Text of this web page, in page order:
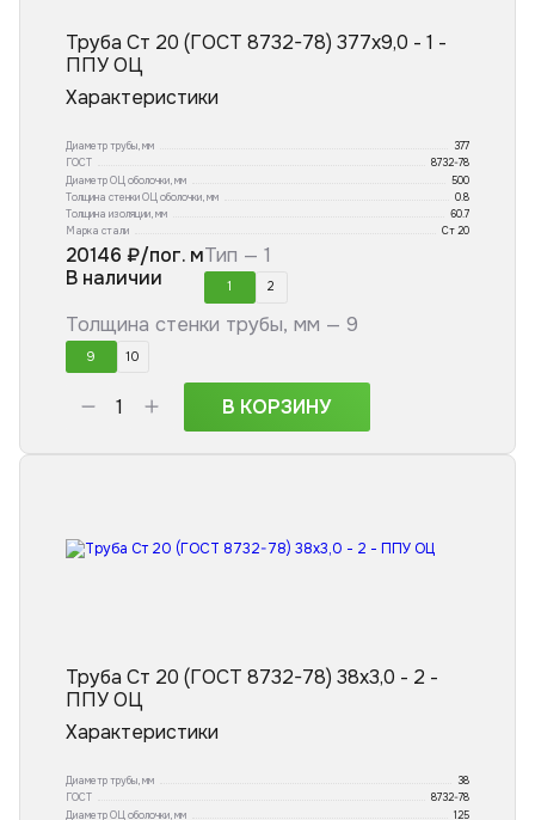
Труба Ст 20 (ГОСТ 8732-78) 377x9,0 - 1 -
ППУ ОЦ
Характеристики
Диаметр трубы, мм
377
ГОСТ
8732-78
Диаметр ОЦ оболочки, мм
500
Толщина стенки ОЦ оболочки, мм
0.8
Толщина изоляции, мм
60.7
Марка стали
Ст 20
20146 ₽/пог. м
В наличии
Тип — 1
1 2
Толщина стенки трубы, мм — 9
9 10
В КОРЗИНУ
Труба Ст 20 (ГОСТ 8732-78) 38x3,0 - 2 -
ППУ ОЦ
Характеристики
Диаметр трубы, мм
38
ГОСТ
8732-78
Диаметр ОЦ оболочки, мм
125